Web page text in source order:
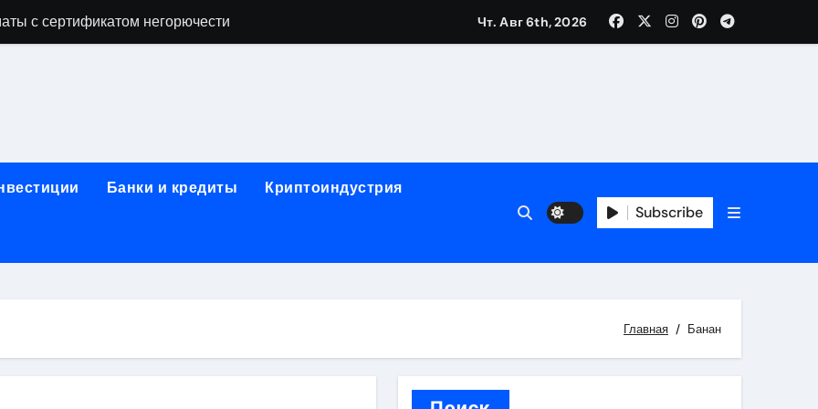
с сертификатом негорючести
и направляющих для конвейерных лент
лотков для хранения электронных компонентов
этапы строительства, проверка застройщика и сценарии оформления сделки
Чт. Авг 6th, 2026
Банки и кредиты Криптоиндустрия
Subscribe
Главная Банан